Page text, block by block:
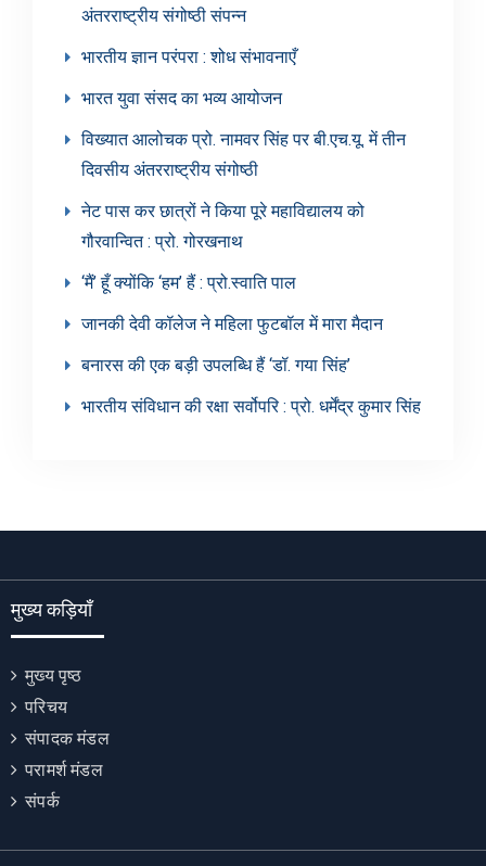
अंतरराष्ट्रीय संगोष्ठी संपन्न
भारतीय ज्ञान परंपरा : शोध संभावनाएँ
भारत युवा संसद का भव्य आयोजन
विख्यात आलोचक प्रो. नामवर सिंह पर बी.एच.यू. में तीन
दिवसीय अंतरराष्ट्रीय संगोष्ठी
नेट पास कर छात्रों ने किया पूरे महाविद्यालय को
गौरवान्वित : प्रो. गोरखनाथ
‘मैं’ हूँ क्योंकि ‘हम’ हैं : प्रो.स्वाति पाल
जानकी देवी कॉलेज ने महिला फुटबॉल में मारा मैदान
बनारस की एक बड़ी उपलब्धि हैं ‘डॉ. गया सिंह’
भारतीय संविधान की रक्षा सर्वोपरि : प्रो. धर्मेंद्र कुमार सिंह
मुख्य कड़ियाँ
मुख्य पृष्ठ
परिचय
संपादक मंडल
परामर्श मंडल
संपर्क